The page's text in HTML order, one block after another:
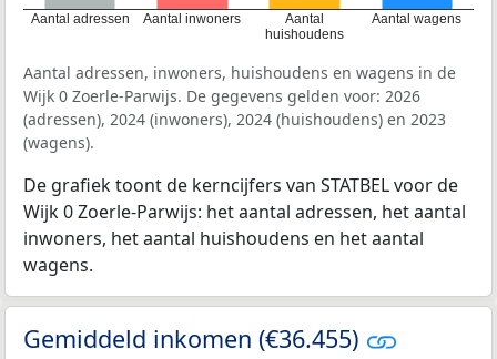
Aantal adressen Aantal inwoners
Aantal
huishoudens
Aantal wagens
Aantal adressen, inwoners, huishoudens en wagens in de
Wijk 0 Zoerle-Parwijs. De gegevens gelden voor: 2026
(adressen), 2024 (inwoners), 2024 (huishoudens) en 2023
(wagens).
De grafiek toont de kerncijfers van STATBEL voor de
Wijk 0 Zoerle-Parwijs: het aantal adressen, het aantal
inwoners, het aantal huishoudens en het aantal
wagens.
Gemiddeld inkomen (€36.455)